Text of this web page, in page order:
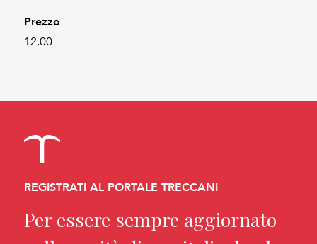
Prezzo
12.00
REGISTRATI AL PORTALE TRECCANI
Per essere sempre aggiornato